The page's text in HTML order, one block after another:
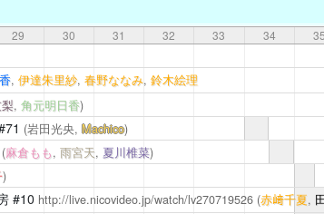
29 30 31 32 33 34 35
, 伊達朱里紗, 春野ななみ, 鈴木絵理
, 角元明日香)
(岩田光央, Machico)
(麻倉もも, 雨宮天, 夏川椎菜)
)
#10 http://live.nicovideo.jp/watch/lv270719526 (赤﨑千夏,